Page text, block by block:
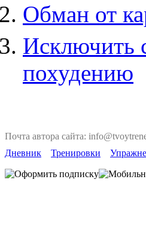
Обман от
Исключить
похудению
Почта автора сайта:
Дневник
Тренировки